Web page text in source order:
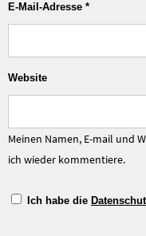
E-Mail-Adresse *
Website
Meinen Namen, E-mail und
ich wieder kommentiere.
Ich habe die